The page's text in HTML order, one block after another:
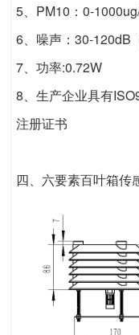
5、PM10：0-
6、噪声：30-120dB
7、功率:0.72W
8、生产企业具有
注册证书
四、六要素百叶箱传